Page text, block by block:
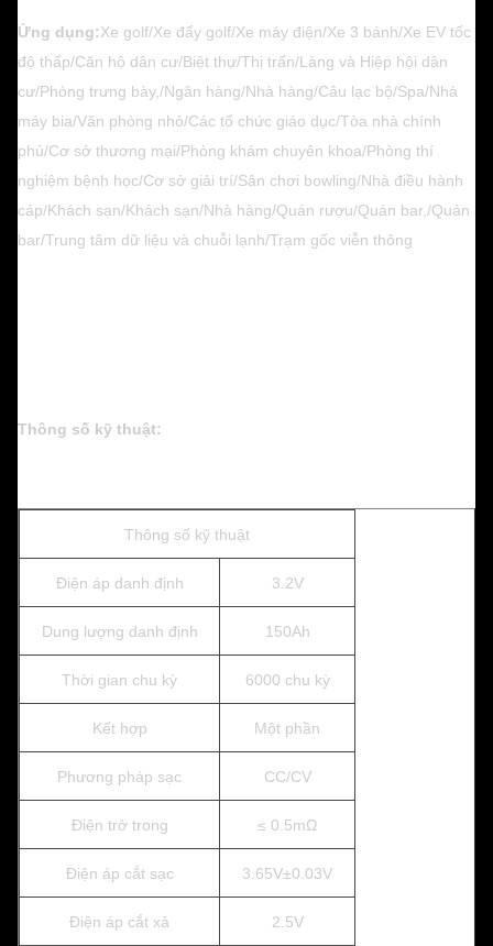
Ứng dụng:Xe golf/Xe đẩy golf/Xe máy điện/Xe 3 bánh/Xe EV tốc
độ thấp/Căn hộ dân cư/Biệt thự/Thị trấn/Làng và Hiệp hội dân
cư/Phòng trưng bày,/Ngân hàng/Nhà hàng/Câu lạc bộ/Spa/Nhà
máy bia/Văn phòng nhỏ/Các tổ chức giáo dục/Tòa nhà chính
phủ/Cơ sở thương mại/Phòng khám chuyên khoa/Phòng thí
nghiệm bệnh học/Cơ sở giải trí/Sân chơi bowling/Nhà điều hành
cáp/Khách sạn/Khách sạn/Nhà hàng/Quán rượu/Quán bar,/Quán
bar/Trung tâm dữ liệu và chuỗi lạnh/Trạm gốc viễn thông
Thông số kỹ thuật:
Thông số kỹ thuật
Điện áp danh định 3.2V
Dung lượng danh định 150Ah
Thời gian chu kỳ 6000 chu kỳ
Kết hợp Một phần
Phương pháp sạc CC/CV
Điện trở trong ≤ 0.5mΩ
Điện áp cắt sạc 3.65V±0.03V
Điện áp cắt xả 2.5V